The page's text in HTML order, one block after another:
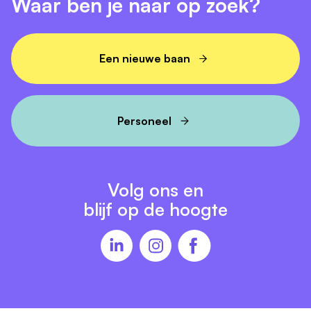
De vacature sluit zodra een geschikte kandidaat is
gevonden.
Consulent Werving en Selectie
Een nieuwe baan
Personeel
Volg ons en
blijf op de hoogte